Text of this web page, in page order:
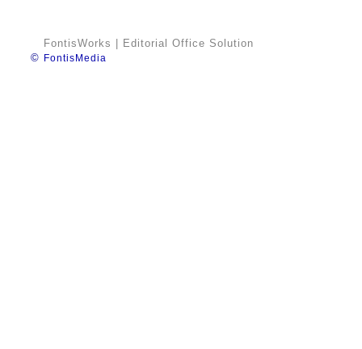
FontisWorks | Editorial Office Solution
© FontisMedia